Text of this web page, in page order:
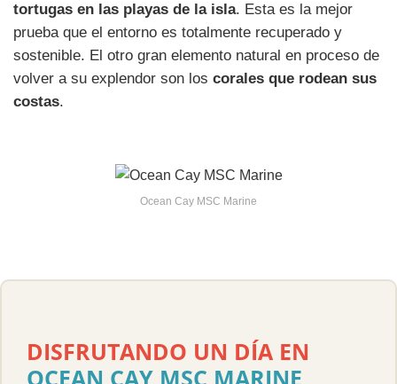
tortugas en las playas de la isla. Esta es la mejor
prueba que el entorno es totalmente recuperado y
sostenible. El otro gran elemento natural en proceso de
volver a su explendor son los corales que rodean sus
costas.
Ocean Cay MSC Marine
DISFRUTANDO UN DÍA EN
OCEAN CAY MSC MARINE